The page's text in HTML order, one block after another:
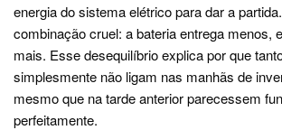
energia do sistema elétrico para dar a
combinação cruel: a bateria entrega menos,
mais. Esse desequilíbrio explica por que
simplesmente não ligam nas manhãs de
mesmo que na tarde anterior parecessem
perfeitamente.